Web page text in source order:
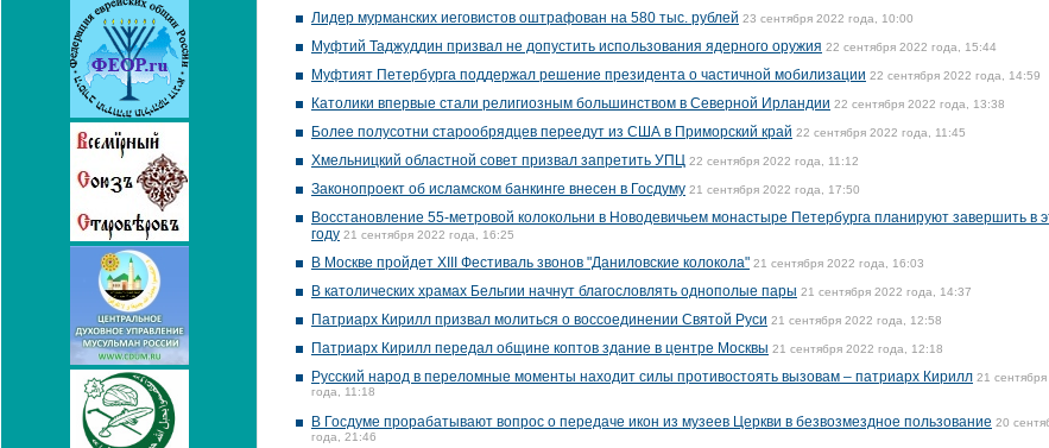
Лидер мурманских иеговистов оштрафован на 580 тыс. рублей 23 сентября 2022 года, 10:00
Муфтий Таджуддин призвал не допустить использования ядерного оружия 22 сентября 2022 года, 15:44
Муфтият Петербурга поддержал решение президента о частичной мобилизации 22 сентября 2022 года, 14:59
Католики впервые стали религиозным большинством в Северной Ирландии 22 сентября 2022 года, 13:38
Более полусотни старообрядцев переедут из США в Приморский край 22 сентября 2022 года, 11:45
Хмельницкий областной совет призвал запретить УПЦ 22 сентября 2022 года, 11:12
Законопроект об исламском банкинге внесен в Госдуму 21 сентября 2022 года, 17:50
Восстановление 55-метровой колокольни в Новодевичьем монастыре Петербурга планируют завершить в
году 21 сентября 2022 года, 16:25
В Москве пройдет XIII Фестиваль звонов "Даниловские колокола" 21 сентября 2022 года, 16:03
В католических храмах Бельгии начнут благословлять однополые пары 21 сентября 2022 года, 14:37
Патриарх Кирилл призвал молиться о воссоединении Святой Руси 21 сентября 2022 года, 12:58
Патриарх Кирилл передал общине коптов здание в центре Москвы 21 сентября 2022 года, 12:18
Русский народ в переломные моменты находит силы противостоять вызовам – патриарх Кирилл 21
года, 11:18
В Госдуме прорабатывают вопрос о передаче икон из музеев Церкви в безвозмездное пользование 20
года, 21:46